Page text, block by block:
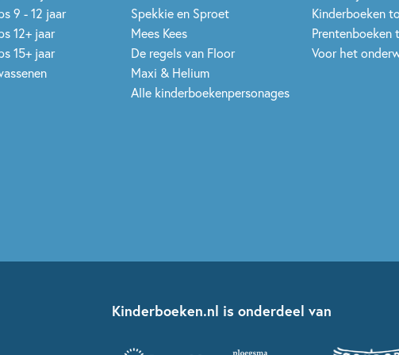
9 - 12 jaar
12+ jaar
15+ jaar
Spekkie en Sproet
Mees Kees
De regels van Floor
Maxi & Helium
Alle kinderboekenpersonages
Kinderboeken
Prentenboeken
Voor het
Kinderboeken.nl is onderdeel van